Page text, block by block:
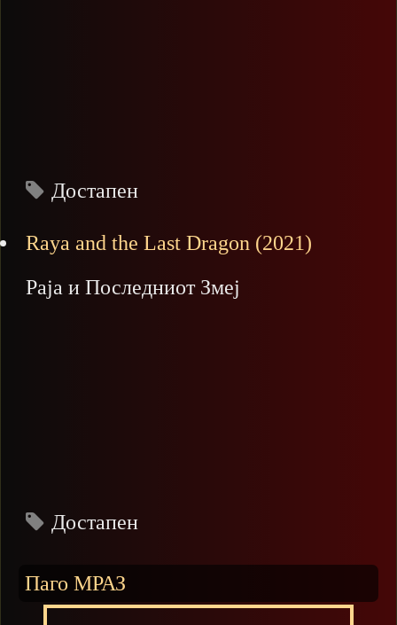
Достапен
Raya and the Last Dragon (2021)
Раја и Последниот Змеј
Достапен
Паго МРАЗ